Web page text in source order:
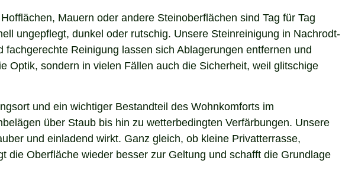
Mauern oder andere Steinoberflächen sind Tag für Tag
ungepflegt, dunkel oder rutschig. Unsere Steinreinigung in Nachrodt-
Reinigung lassen sich Ablagerungen entfernen und
Optik, sondern in vielen Fällen auch die Sicherheit, weil glitschige
und ein wichtiger Bestandteil des Wohnkomforts im
über Staub bis hin zu wetterbedingten Verfärbungen. Unsere
und einladend wirkt. Ganz gleich, ob kleine Privatterrasse,
Oberfläche wieder besser zur Geltung und schafft die Grundlage